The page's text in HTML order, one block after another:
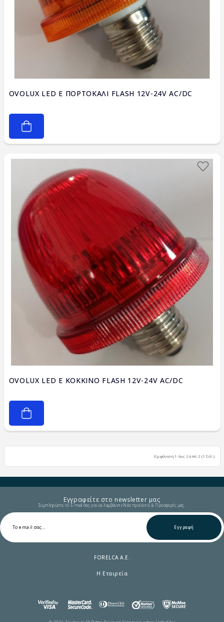
OVOLUX LED E ΠΟΡΤΟΚΑΛΙ FLASH 12V-24V AC/DC
OVOLUX LED E ΚΟΚΚΙΝΟ FLASH 12V-24V AC/DC
Εμφάνιση 1 έως 2 από 2 (1 Σελ.)
Εγγραφείτε στο newsletter μας
Συμπληρώστε το E-mail σας για να λαμβάνετε Νέα προϊόντα & Προσφορές μας.
Εγγραφή
FORELCA A.E.
Η Εταιρεία